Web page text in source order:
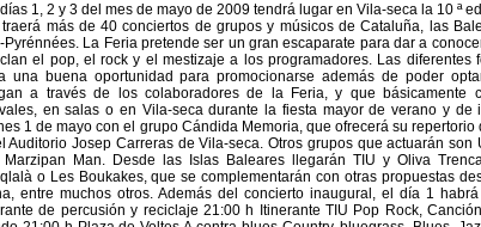
1, 2 y 3 del mes de mayo de 2009 tendrá lugar en Vila-seca la 10 ª
más de 40 conciertos de grupos y músicos de Cataluña, las
Pyrénnées. La Feria pretende ser un gran escaparate para dar a
el pop, el rock y el mestizaje a los programadores. Las diferentes
una buena oportunidad para promocionarse además de poder
a través de los colaboradores de la Feria, y que básicamente
en salas o en Vila-seca durante la fiesta mayor de verano y de
1 de mayo con el grupo Cándida Memoria, que ofrecerá su
Auditorio Josep Carreras de Vila-seca. Otros grupos que actuarán son
Marzipan Man. Desde las Islas Baleares llegarán TIU y Oliva
o Les Boukakes, que se complementarán con otras propuestas
entre muchos otros. Además del concierto inaugural, el día 1
de percusión y reciclaje 21:00 h Itinerante TIU Pop Rock,